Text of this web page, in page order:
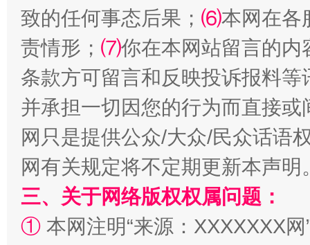
阿坝州三大球赛在茂县开幕 规模
致的任何事态后果； ⑹本网在各
责情形； ⑺你在本网站留言的内
条款方可留言和反映投诉报料
并承担一切因您的行为而直接
网只是提供公众/大众/民众话语
网有关规定将不定期更新本声明
三、关于网络版权权属问题：
① 本网注明“来源：XXXXXXX